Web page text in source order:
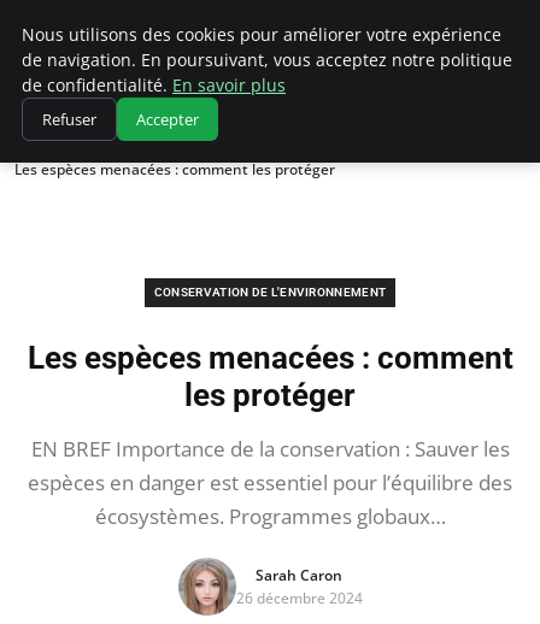
Climatedebtagents
Accueil
Conservation de l'environnement
Les espèces menacées : comment les protéger
CONSERVATION DE L'ENVIRONNEMENT
Les espèces menacées : comment
les protéger
EN BREF Importance de la conservation : Sauver les
espèces en danger est essentiel pour l’équilibre des
écosystèmes. Programmes globaux…
Sarah Caron
26 décembre 2024
Nous utilisons des cookies pour améliorer votre expérience
de navigation. En poursuivant, vous acceptez notre politique
de confidentialité. En savoir plus
Refuser Accepter